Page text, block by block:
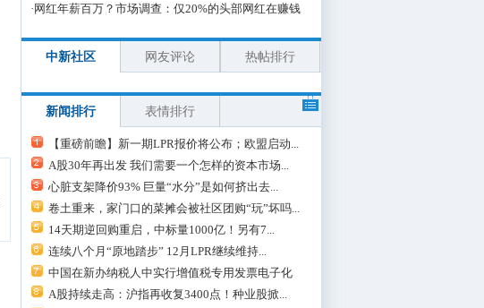
· 网红年薪百万？市场调查：仅20%的头部网红在赚钱
中新社区 网友评论 热帖排行
新闻排行 表情排行
【重磅前瞻】新一期LPR报价将公布；欧盟启动...
A股30年再出发 我们需要一个怎样的资本市场...
心脏支架降价93% 巨量“水分”是如何挤出去...
卷土重来，家门口的菜摊会被社区团购“玩”坏吗...
14天期逆回购重启，中标量1000亿！另有7...
连续八个月“原地踏步” 12月LPR继续维持...
中国在新办纳税人中实行增值税专用发票电子化
A股持续走高：沪指再收复3400点！种业股掀...